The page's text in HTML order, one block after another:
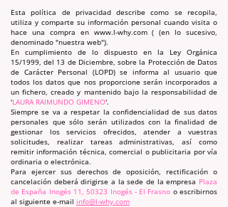
Esta política de privacidad describe como se recopila,
utiliza y comparte su información personal cuando visita o
hace una compra en www.l-why.com( (en lo sucesivo,
denominado "nuestra web").
En cumplimiento de lo dispuesto en la Ley Orgánica
15/1999, del 13 de Diciembre, sobre la Protección de Datos
de Carácter Personal (LOPD) se informa al usuario que
todos los datos que nos proporcione serán incorporados a
un fichero, creado y mantenido bajo la responsabilidad de
'LAURA RAIMUNDO GIMENO'.
Siempre se va a respetar la confidencialidad de sus datos
personales que sólo serán utilizados con la finalidad de
gestionar los servicios ofrecidos, atender a vuestras
solicitudes, realizar tareas administrativas, así como
remitir información técnica, comercial o publicitaria por vía
ordinaria o electrónica.
Para ejercer sus derechos de oposición, rectificación o
cancelación deberá dirigirse a la sede de la empresa Plaza
de España Inogés 11, 50323 Inogés - El Frasno o escribirnos
al siguiente e-mail info@l-why.com